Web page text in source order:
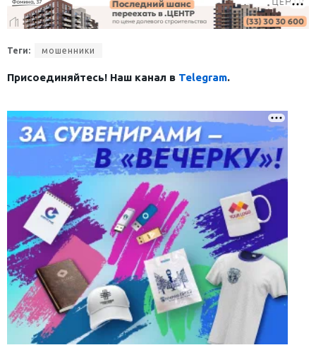
Теги: мошенники
Присоединяйтесь! Наш канал в Telegram.